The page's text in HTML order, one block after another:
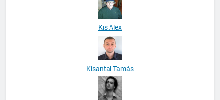
Kis Alex
Kisantal Tamás